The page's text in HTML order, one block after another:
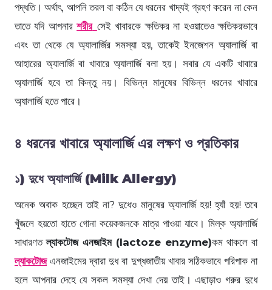
পদ্ধতি। অর্থাৎ, আপনি তরল বা কঠিন যে ধরনের খাদ্যই গ্রহণ করেন না কেন
তাতে যদি আপনারশরীর সেই খাবারকে ক্ষতিকর না হওয়াতেও ক্ষতিকরভাবে
এবং তা থেকে যে অ্যালার্জির সমস্যা হয়, তাকেই ইনজেশন অ্যালার্জি বা
আহারের অ্যালার্জি বা খাবারে অ্যালার্জি বলা হয়। সবার যে একটি খাবারে
অ্যালার্জি হবে তা কিন্তু নয়। বিভিন্ন মানুষের বিভিন্ন ধরনের খাবারে
অ্যালার্জি হতে পারে।
৪ ধরনের খাবারে অ্যালার্জি এর লক্ষণ ও প্রতিকার
১) দুধে অ্যালার্জি (Milk Allergy)
অনেক অবাক হচ্ছেন তাই না? দুধেও মানুষের অ্যালার্জি হয়! হ্যাঁ হয়! তবে
খুঁজলে হয়তো হাতে গোনা কয়েকজনকে মাত্র পাওয়া যাবে। মিল্ক অ্যালার্জি
সাধারণতল্যাকটোজ এনজাইম (lactoze enzyme)কম থাকলে বা
ল্যাকটোজএনজাইমের দ্বারা দুধ বা দুগ্ধজাতীয় খাবার সঠিকভাবে পরিপাক না
হলে আপনার দেহে যে সকল সমস্যা দেখা দেয় তাই। এছাড়াও গরুর দুধে